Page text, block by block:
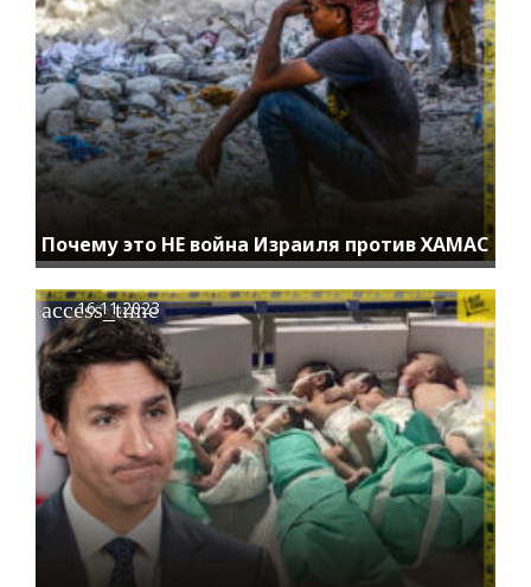
Почему это НЕ война Израиля против ХАМАС
access_time
16.11.2023